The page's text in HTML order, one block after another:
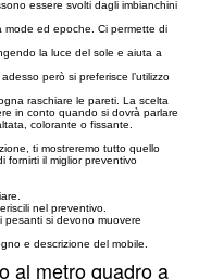
essere svolti dagli imbianchini
mode ed epoche. Ci permette di
la luce del sole e aiuta a
però si preferisce l’utilizzo
raschiare le pareti. La scelta
in conto quando si dovrà parlare
colorante o fissante.
ti mostreremo tutto quello
fornirti il miglior preventivo
nel preventivo.
si devono muovere
e descrizione del mobile.
al metro quadro a